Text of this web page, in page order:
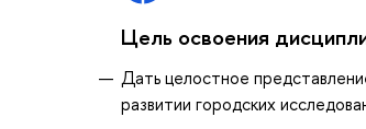
Цель освоения
Дать целостное
развитии городских